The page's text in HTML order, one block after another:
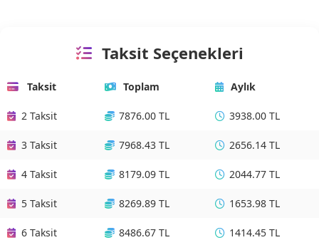
Taksit Seçenekleri
Taksit Toplam Aylık
2 Taksit 7876.00 TL 3938.00 TL
3 Taksit 7968.43 TL 2656.14 TL
4 Taksit 8179.09 TL 2044.77 TL
5 Taksit 8269.89 TL 1653.98 TL
6 Taksit 8486.67 TL 1414.45 TL